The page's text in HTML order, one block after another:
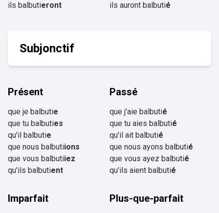
ils balbutieront
ils auront balbutié
Subjonctif
Présent
que je balbutie
que tu balbuties
qu'il balbutie
que nous balbutiions
que vous balbutiiez
qu'ils balbutient
Passé
que j'aie balbutié
que tu aies balbutié
qu'il ait balbutié
que nous ayons balbutié
que vous ayez balbutié
qu'ils aient balbutié
Imparfait Plus-que-parfait